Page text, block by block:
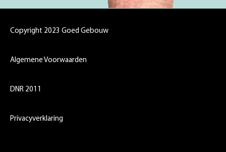
Copyright 2023 Goed Gebouw
Algemene Voorwaarden
DNR 2011
Privacyverklaring